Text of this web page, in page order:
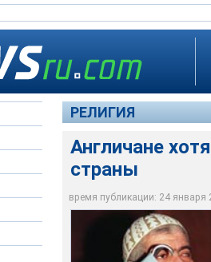
РЕЛИГИЯ
Англичане
страны
время публикации: 24 января
Британская
Архив NEWSru.com